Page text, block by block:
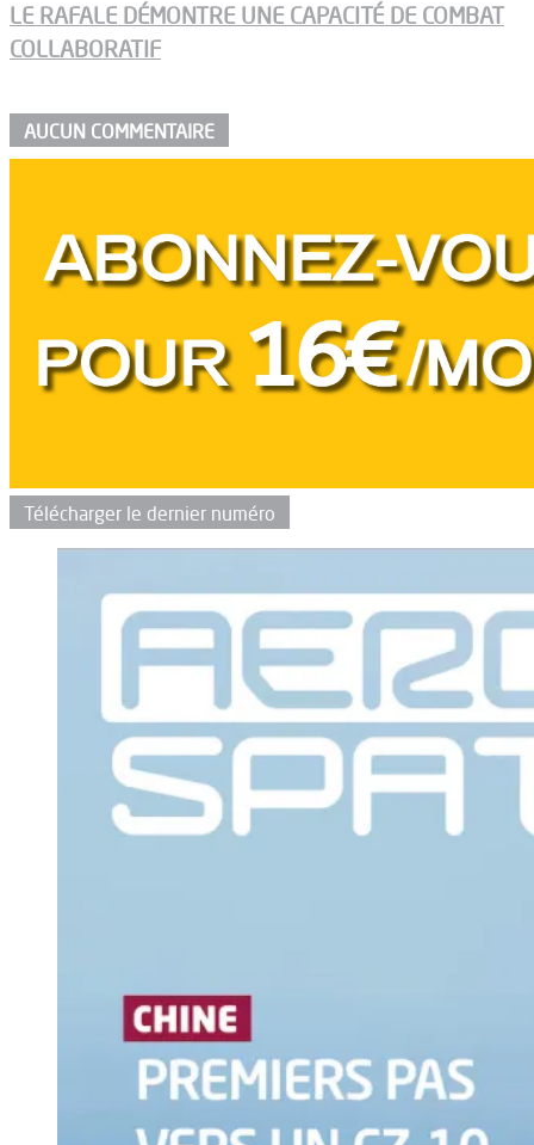
LE RAFALE DÉMONTRE UNE CAPACITÉ DE COMBAT
COLLABORATIF
AUCUN COMMENTAIRE
Télécharger le dernier numéro